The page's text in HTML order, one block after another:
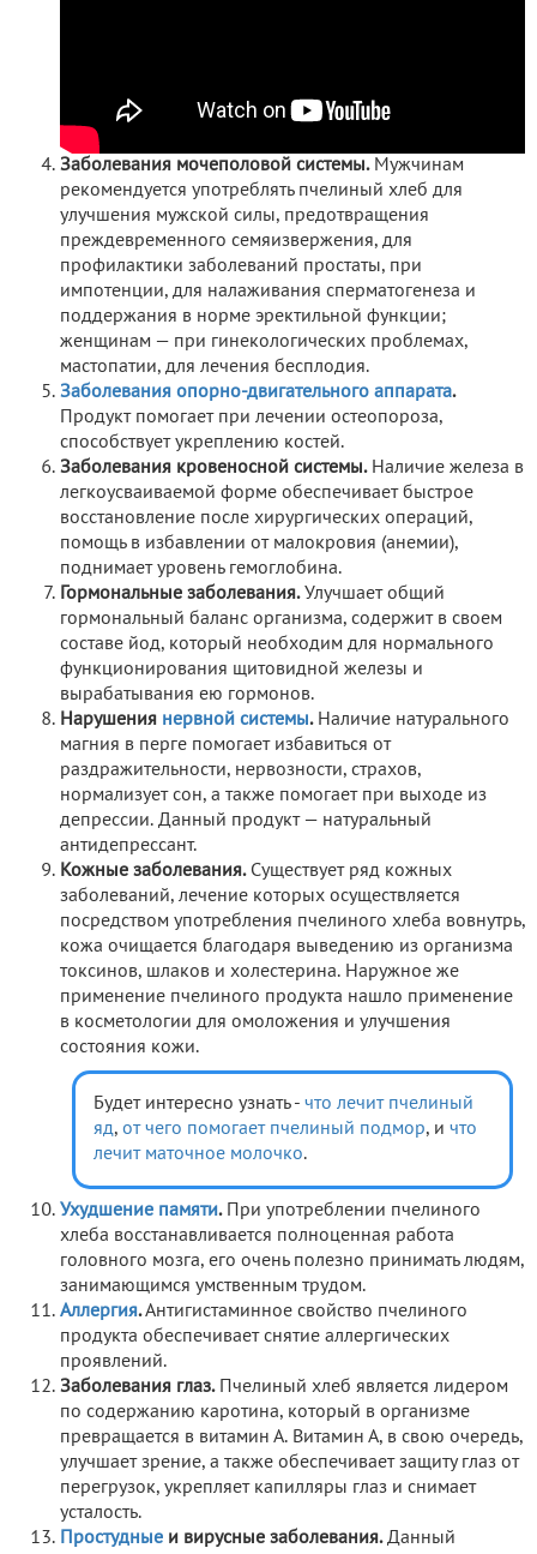
Заболевания мочеполовой системы.Мужчинам
рекомендуется употреблять пчелиный хлеб для
улучшения мужской силы, предотвращения
преждевременного семяизвержения, для
профилактики заболеваний простаты, при
импотенции, для налаживания сперматогенеза и
поддержания в норме эректильной функции;
женщинам — при гинекологических проблемах,
мастопатии, для лечения бесплодия.
Заболевания опорно-двигательного аппарата.
Продукт помогает при лечении остеопороза,
способствует укреплению костей.
Заболевания кровеносной системы.Наличие железа в
легкоусваиваемой форме обеспечивает быстрое
восстановление после хирургических операций,
помощь в избавлении от малокровия (анемии),
поднимает уровень гемоглобина.
Гормональные заболевания.Улучшает общий
гормональный баланс организма, содержит в своем
составе йод, который необходим для нормального
функционирования щитовидной железы и
вырабатывания ею гормонов.
Нарушения нервной системы.Наличие натурального
магния в перге помогает избавиться от
раздражительности, нервозности, страхов,
нормализует сон, а также помогает при выходе из
депрессии. Данный продукт — натуральный
антидепрессант.
Кожные заболевания.Существует ряд кожных
заболеваний, лечение которых осуществляется
посредством употребления пчелиного хлеба вовнутрь,
кожа очищается благодаря выведению из организма
токсинов, шлаков и холестерина. Наружное же
применение пчелиного продукта нашло применение
в косметологии для омоложения и улучшения
состояния кожи.
Будет интересно узнать - что лечит пчелиный
яд, от чего помогает пчелиный подмор, и что
лечит маточное молочко.
Ухудшение памяти.При употреблении пчелиного
хлеба восстанавливается полноценная работа
головного мозга, его очень полезно принимать людям,
занимающимся умственным трудом.
Аллергия.Антигистаминное свойство пчелиного
продукта обеспечивает снятие аллергических
проявлений.
Заболевания глаз.Пчелиный хлеб является лидером
по содержанию каротина, который в организме
превращается в витамин А. Витамин А, в свою очередь,
улучшает зрение, а также обеспечивает защиту глаз от
перегрузок, укрепляет капилляры глаз и снимает
усталость.
Простудные и вирусные заболевания.Данный